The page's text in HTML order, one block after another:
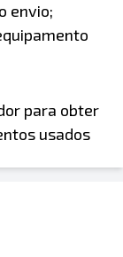
envio;
para obter
usados